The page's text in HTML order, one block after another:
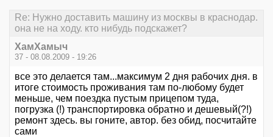
Re: Нужно доставить машину из москвы в краснодар.
она не на ходу. кто нибудь подскажет?
ХамХамыч
37 - 08.08.2009 - 19:26
все это делается там...максимум 2 дня рабочих дня. в
итоге стоимость проживания там по-любому будет
меньше, чем поездка пустым прицепом туда,
погрузка (!) транспортировка обратно и дешевый(?!)
ремонт здесь. вы гоните, автор. без обид, посчитайте
сами